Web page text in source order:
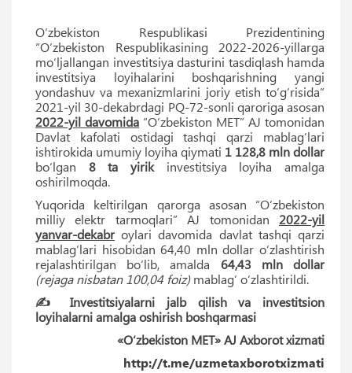
O‘zbekiston Respublikasi Prezidentining
“O‘zbekiston Respublikasining 2022-2026-yillarga
mo‘ljallangan investitsiya dasturini tasdiqlash hamda
investitsiya loyihalarini boshqarishning yangi
yondashuv va mexanizmlarini joriy etish to‘g‘risida”
2021-yil 30-dekabrdagi PQ-72-sonli qaroriga asosan
2022-yil davomida “O‘zbekiston MET” AJ tomonidan
Davlat kafolati ostidagi tashqi qarzi mablag‘lari
ishtirokida umumiy loyiha qiymati 1 128,8 mln dollar
bo‘lgan 8 ta yirikinvestitsiya loyiha amalga
oshirilmoqda.
Yuqorida keltirilgan qarorga asosan “O‘zbekiston
milliy elektr tarmoqlari” AJ tomonidan 2022-yil
yanvar-dekabroylari davomida davlat tashqi qarzi
mablag‘lari hisobidan 64,40 mln dollar o‘zlashtirish
rejalashtirilgan bo‘lib, amalda 64,43 mln dollar
(rejaga nisbatan 100,04 foiz)mablag‘ o‘zlashtirildi.
✍️ Investitsiyalarni jalb qilish va investitsion
loyihalarni amalga oshirish boshqarmasi
«O‘zbekiston MET» AJ Axborot xizmati
http://t.me/uzmetaxborotxizmati